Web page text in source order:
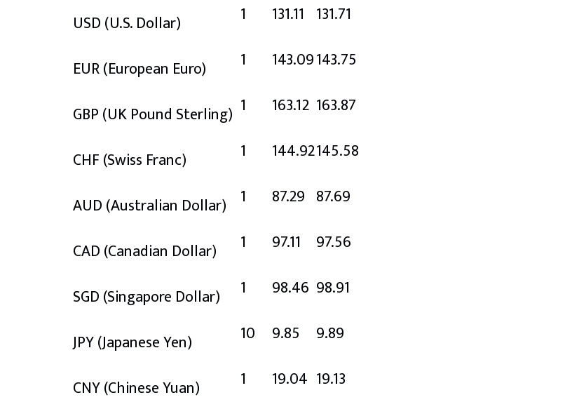
USD(U.S. Dollar) 1 131.11 131.71
EUR(European Euro) 1 143.09143.75
GBP(UK Pound Sterling) 1 163.12 163.87
CHF(Swiss Franc) 1 144.92145.58
AUD(Australian Dollar) 1 87.29 87.69
CAD(Canadian Dollar) 1 97.11 97.56
SGD(Singapore Dollar) 1 98.46 98.91
JPY(Japanese Yen) 10 9.85 9.89
CNY(Chinese Yuan) 1 19.04 19.13